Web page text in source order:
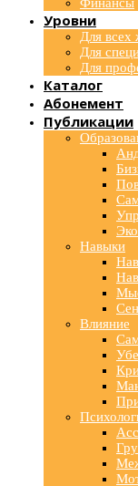
Уровни
Для
Для
Для
Каталог
Абонемент
Публикации
Навыки
Влияние